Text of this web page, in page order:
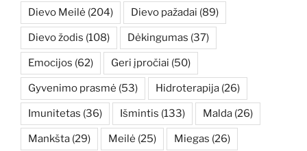
Dievo Meilė (204) Dievo pažadai (89)
Dievo žodis (108) Dėkingumas (37)
Emocijos (62) Geri įpročiai (50)
Gyvenimo prasmė (53) Hidroterapija (26)
Imunitetas (36) Išmintis (133) Malda (26)
Mankšta (29) Meilė (25) Miegas (26)